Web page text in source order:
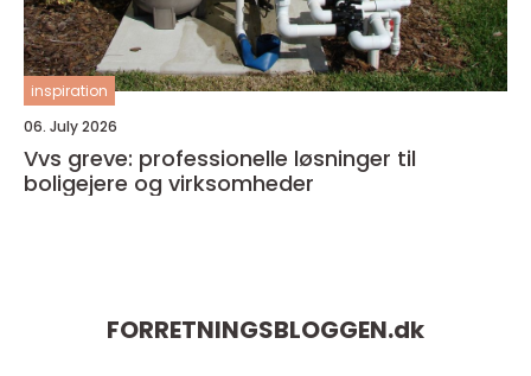
inspiration
06. July 2026
Vvs greve: professionelle løsninger til
boligejere og virksomheder
FORRETNINGSBLOGGEN.dk